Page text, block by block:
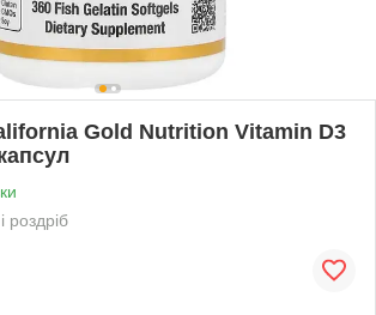
Gold Nutrition Vitamin D3
роздріб